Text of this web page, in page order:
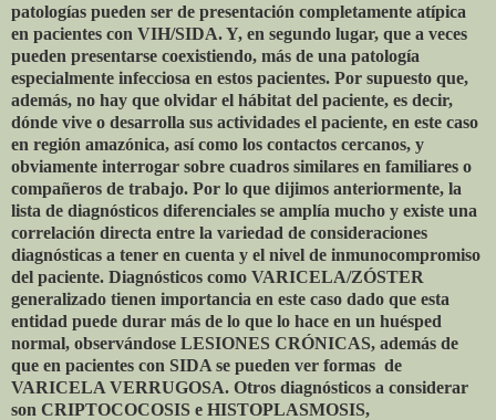
patologías pueden ser de presentación completamente atípica
en pacientes con VIH/SIDA. Y, en segundo lugar, que a veces
pueden presentarse coexistiendo, más de una patología
especialmente infecciosa en estos pacientes. Por supuesto que,
además, no hay que olvidar el hábitat del paciente, es decir,
dónde vive o desarrolla sus actividades el paciente, en este caso
en región amazónica, así como los contactos cercanos, y
obviamente interrogar sobre cuadros similares en familiares o
compañeros de trabajo. Por lo que dijimos anteriormente, la
lista de diagnósticos diferenciales se amplía mucho y existe una
correlación directa entre la variedad de consideraciones
diagnósticas a tener en cuenta y el nivel de inmunocompromiso
del paciente. Diagnósticos como VARICELA/ZÓSTER
generalizado tienen importancia en este caso dado que esta
entidad puede durar más de lo que lo hace en un huésped
normal, observándose LESIONES CRÓNICAS, además de
que en pacientes con SIDA se pueden ver formas de
VARICELA VERRUGOSA. Otros diagnósticos a considerar
son CRIPTOCOCOSIS e HISTOPLASMOSIS,